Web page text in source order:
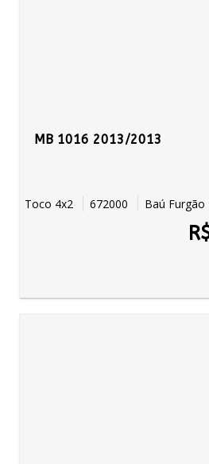
MB 1016 2013/2013
Toco 4x2 672000 Baú Furgão